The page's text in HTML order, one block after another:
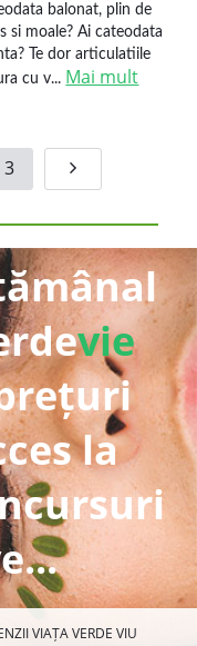
balonat, plin de
si moale? Ai cateodata
Te dor articulatiile
cu v... Mai mult
3
vie
la
VIAȚA VERDE VIU